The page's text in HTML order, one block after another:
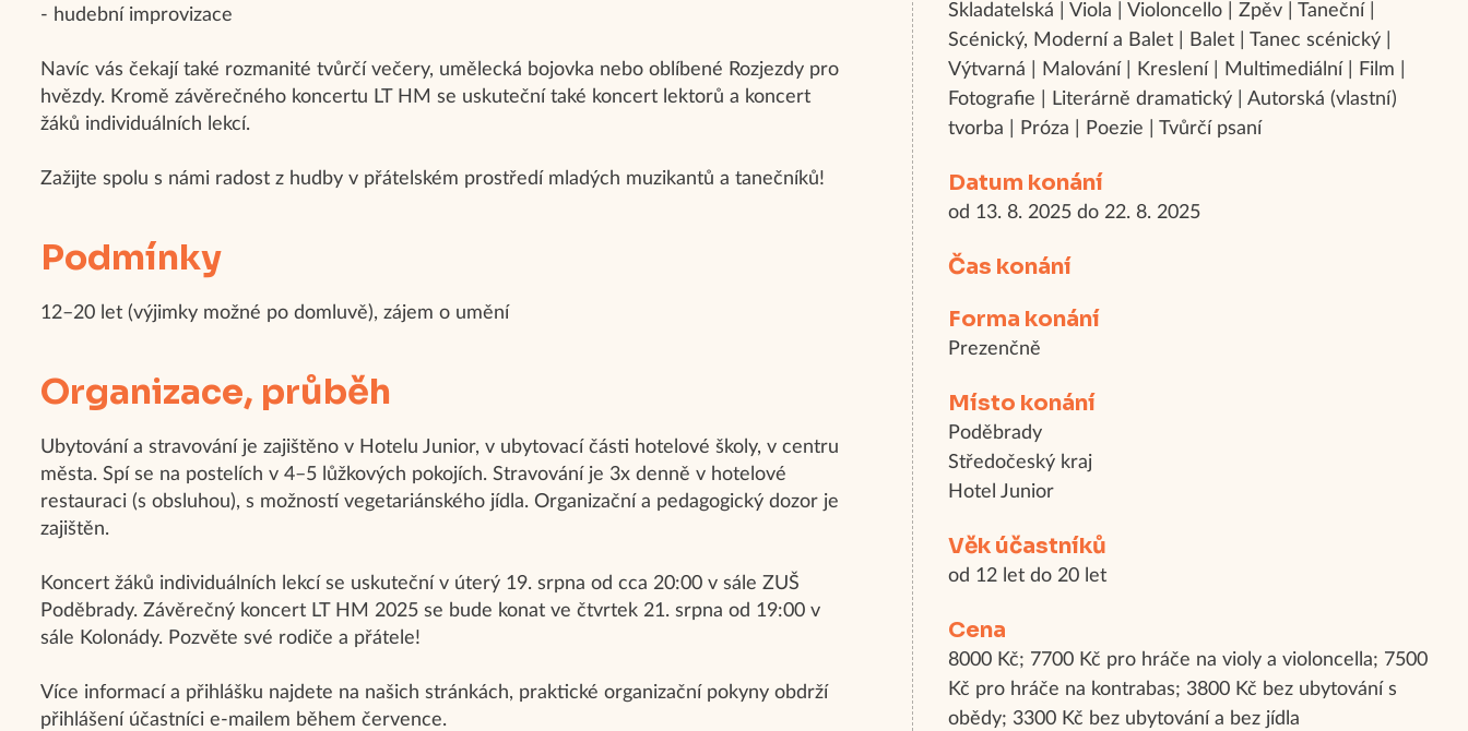
Skladatelská | Viola | Violoncello | Zpěv | Taneční |
Scénický, Moderní a Balet | Balet | Tanec scénický |
Výtvarná | Malování | Kreslení | Multimediální | Film |
Fotografie | Literárně dramatický | Autorská (vlastní)
tvorba | Próza | Poezie | Tvůrčí psaní
Datum konání
od 13. 8. 2025 do 22. 8. 2025
Čas konání
Forma konání
Prezenčně
Místo konání
Poděbrady
Středočeský kraj
Hotel Junior
Věk účastníků
od 12 let do 20 let
Cena
8000 Kč; 7700 Kč pro hráče na violy a violoncella; 7500
Kč pro hráče na kontrabas; 3800 Kč bez ubytování s
obědy; 3300 Kč bez ubytování a bez jídla
- hudební improvizace
Navíc vás čekají také rozmanité tvůrčí večery, umělecká bojovka nebo oblíbené Rozjezdy pro
hvězdy. Kromě závěrečného koncertu LT HM se uskuteční také koncert lektorů a koncert
žáků individuálních lekcí.
Zažijte spolu s námi radost z hudby v přátelském prostředí mladých muzikantů a tanečníků!
Podmínky
12–20 let (výjimky možné po domluvě), zájem o umění
Organizace, průběh
Ubytování a stravování je zajištěno v Hotelu Junior, v ubytovací části hotelové školy, v centru
města. Spí se na postelích v 4–5 lůžkových pokojích. Stravování je 3x denně v hotelové
restauraci (s obsluhou), s možností vegetariánského jídla. Organizační a pedagogický dozor je
zajištěn.
Koncert žáků individuálních lekcí se uskuteční v úterý 19. srpna od cca 20:00 v sále ZUŠ
Poděbrady. Závěrečný koncert LT HM 2025 se bude konat ve čtvrtek 21. srpna od 19:00 v
sále Kolonády. Pozvěte své rodiče a přátele!
Více informací a přihlášku najdete na našich stránkách, praktické organizační pokyny obdrží
přihlášení účastníci e-mailem během července.